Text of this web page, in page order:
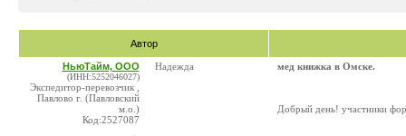
Автор
НьюТайм, ООО
(ИНН:5252046027)
Экспедитор-перевозчик ,
Павлово г. (Павловский
м.о.)
Код:2527087
Надежда мед книжка в Омске.
Добрый день! участники